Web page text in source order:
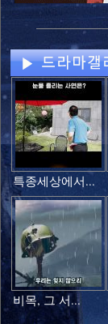
특종세상에서...
비목, 그 서...